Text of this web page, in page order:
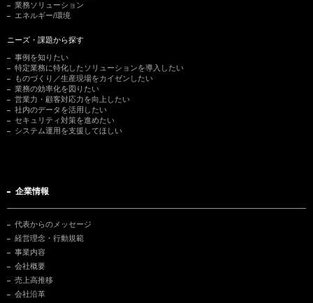
業務ソリューション
エネルギー/環境
ニーズ・課題から探す
事例を知りたい
特定業務に特化したソリューションを導入したい
ものづくり／生産現場をカイゼンしたい
業務の効率化を図りたい
営業力・顧客対応力を向上したい
社内のデータを活用したい
セキュリティ対策を進めたい
システム運用を支援してほしい
企業情報
代表からのメッセージ
経営理念・行動規範
事業内容
会社概要
売上高推移
会社沿革